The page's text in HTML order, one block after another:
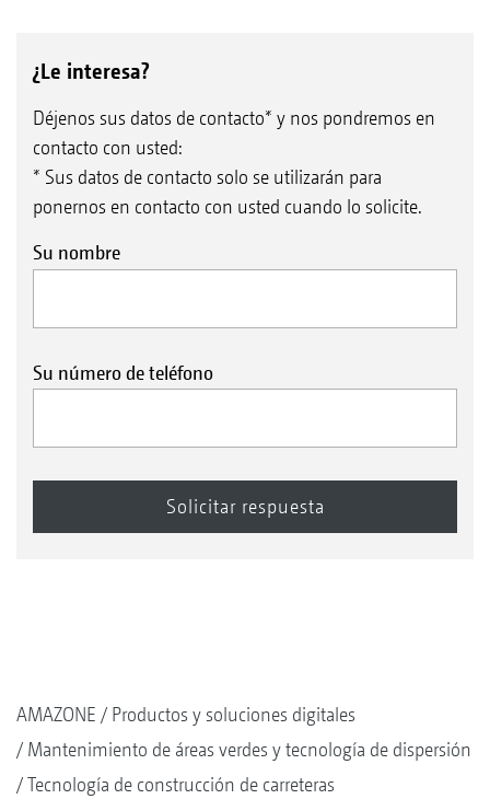
¿Le interesa?
Déjenos sus datos de contacto* y nos pondremos en
contacto con usted:
* Sus datos de contacto solo se utilizarán para
ponernos en contacto con usted cuando lo solicite.
Su nombre
Su número de teléfono
AMAZONE
Productos y soluciones digitales
Mantenimiento de áreas verdes y tecnología de dispersión
Tecnología de construcción de carreteras